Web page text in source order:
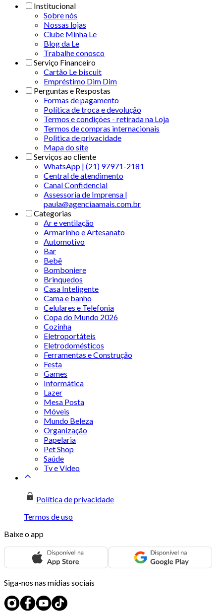
Institucional
Sobre nós
Nossas lojas
Clube Minha Le
Blog da Le
Trabalhe conosco
Serviço Financeiro
Cartão Le biscuit
Empréstimo Dim Dim
Perguntas e Respostas
Formas de pagamento
Política de troca e devolução
Termos e condições - retirada na Loja
Termos de compras internacionais
Politica de privacidade
Mapa do site
Serviços ao cliente
WhatsApp | (21) 97971-2181
Central de atendimento
Canal Confidencial
Assessoria de Imprensa |
paula@agenciaamais.com.br
Categorias
Ar e ventilação
Armarinho e Artesanato
Automotivo
Bar
Bebê
Bomboniere
Brinquedos
Casa Inteligente
Cama e banho
Celulares e Telefonia
Copa do Mundo 2026
Cozinha
Eletroportáteis
Eletrodomésticos
Ferramentas e Construção
Festa
Games
Informática
Lazer
Mesa Posta
Móveis
Mundo Beleza
Organização
Papelaria
Pet Shop
Saúde
Tv e Vídeo
Política de privacidade
Termos de uso
Baixe o app
Siga-nos nas mídias sociais